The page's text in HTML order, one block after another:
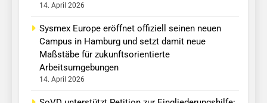
14. April 2026
Sysmex Europe eröffnet offiziell seinen neuen
Campus in Hamburg und setzt damit neue
Maßstäbe für zukunftsorientierte
Arbeitsumgebungen
14. April 2026